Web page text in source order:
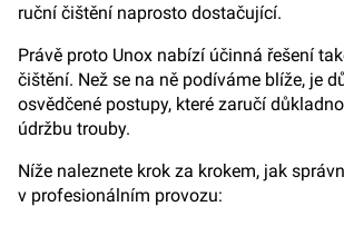
ruční čištění naprosto dostačující.
Právě proto Unox nabízí účinná řešení
čištění. Než se na ně podíváme blíže, je
osvědčené postupy, které zaručí
údržbu trouby.
Níže naleznete krok za krokem, jak
v profesionálním provozu: